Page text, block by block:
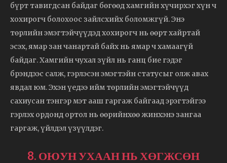
бүрт тавигдсан байдаг бөгөөд хамгийн хүчирхэг хүн ч
хохирогч болохоос зайлсхийх боломжгүй. Энэ
төрлийн эмэгтэйчүүдэд хохирогч нь өөрт хайртай
эсэх, ямар зан чанартай байх нь ямар ч хамаагүй
байдаг. Хамгийн чухал зүйл нь ганц бие гэдэг
брэндээс салж, гэрлэсэн эмэгтэйн статусыг олж авах
явдал юм. Эхэн үедээ ийм төрлийн эмэгтэйчүүд
сахиусан тэнгэр мэт ааш гаргаж байгаад эрэгтэйгээ
гэрлэх ордонд ортол нь өөрийнхөө жинхэнэ зангаа
гаргаж, үйлдэл үзүүлдэг.
8. ОЮУН УХААН НЬ ХӨГЖСӨН